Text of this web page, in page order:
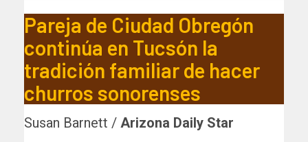
Pareja de Ciudad Obregón
continúa en Tucsón la
tradición familiar de hacer
churros sonorenses
Susan Barnett / Arizona Daily Star